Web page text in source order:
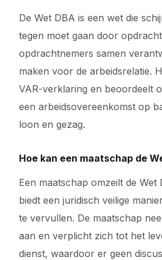
De Wet DBA is een wet die
tegen moet gaan door
opdrachtnemers samen
maken voor de arbeidsrelatie.
VAR-verklaring en beoordeelt
een arbeidsovereenkomst op
loon en gezag.
Hoe kan een maatschap de
Een maatschap omzeilt de Wet
biedt een juridisch veilige
te vervullen. De maatschap
aan en verplicht zich tot het
dienst, waardoor er geen